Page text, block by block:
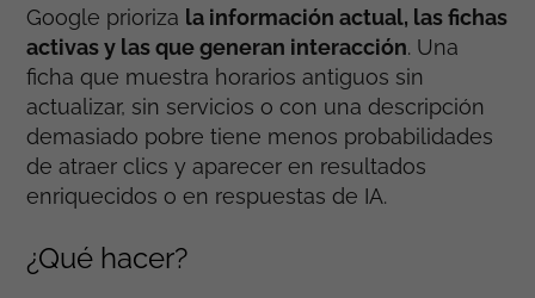
Google prioriza la información actual, las fichas
activas y las que generan interacción. Una
ficha que muestra horarios antiguos sin
actualizar, sin servicios o con una descripción
demasiado pobre tiene menos probabilidades
de atraer clics y aparecer en resultados
enriquecidos o en respuestas de IA.
¿Qué hacer?